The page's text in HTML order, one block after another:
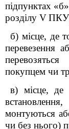
підпунктах
розділу V
б) місце, де
перевезення
покупцем чи
в) місце, де
монтуються
чи без нього)